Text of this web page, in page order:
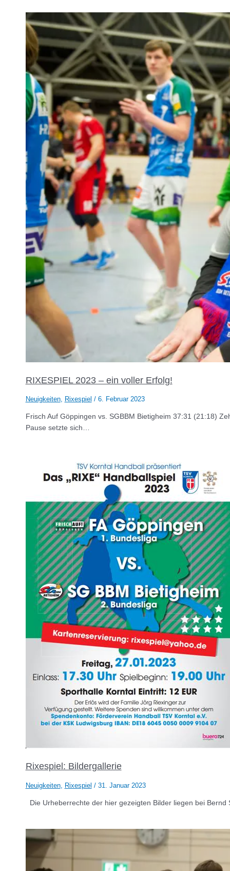
RIXESPIEL 2023 – ein voller Erfolg!
Neuigkeiten, Rixespiel / 6. Februar 2023
Frisch Auf Göppingen vs. SGBBM Bietigheim 37:31 (21:18)
Pause setzte sich…
Rixespiel: Bildergallerie
Neuigkeiten, Rixespiel / 31. Januar 2023
Die Urheberrechte der hier gezeigten Bilder liegen bei